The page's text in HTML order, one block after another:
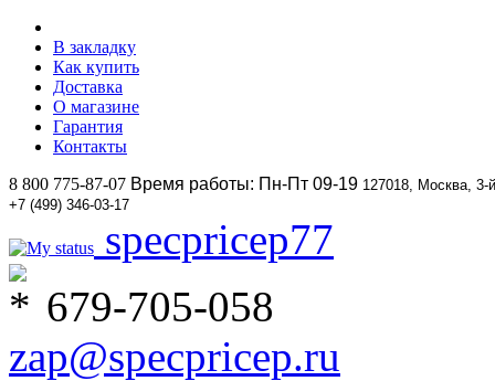
В закладку
Как купить
Доставка
О магазине
Гарантия
Контакты
8 800 775-87-07 Время работы: Пн-Пт 09-19 127018, Москва,
+7 (499) 346-03-17
specpricep77
679-705-058
zap@specpricep.ru